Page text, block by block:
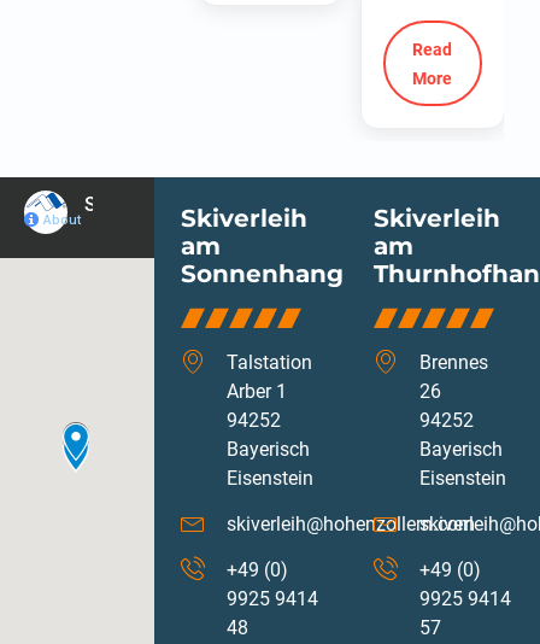
Skiverleih
am
Sonnenhang
Talstation
Arber 1
94252
Bayerisch
Eisenstein
skiverleih@hohenzollern.com
+49 (0)
9925 9414
48
Skiverleih
am
Brennes
26
94252
Bayerisch
Eisenstein
+49 (0)
9925 9414
57